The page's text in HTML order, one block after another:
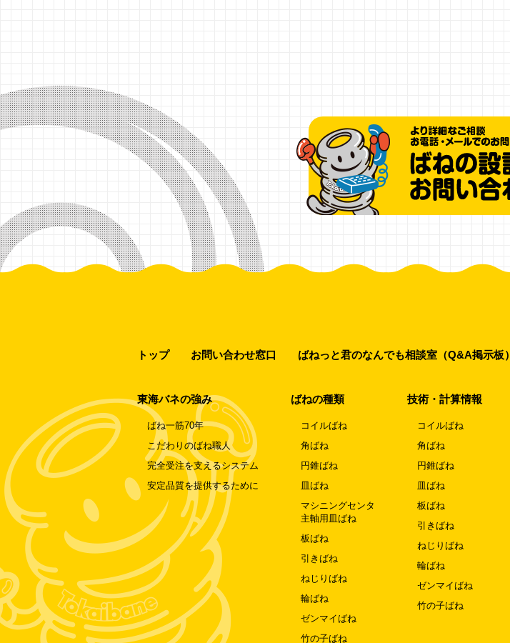
トップ お問い合わせ窓口 ばねっと君のなんでも相談室（Q&A掲示板）
東海バネの強み
ばね一筋70年
こだわりのばね職人
完全受注を支えるシステム
安定品質を提供するために
ばねの種類
コイルばね
角ばね
円錐ばね
皿ばね
マシニングセンタ
主軸用皿ばね
板ばね
引きばね
ねじりばね
輪ばね
ゼンマイばね
竹の子ばね
技術・計算情報
コイルばね
角ばね
円錐ばね
皿ばね
板ばね
引きばね
ねじりばね
輪ばね
ゼンマイばね
竹の子ばね